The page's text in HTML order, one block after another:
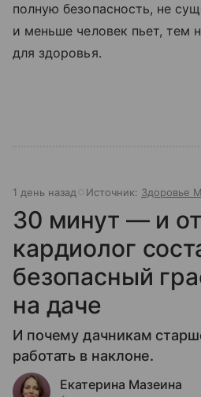
полную безопасность, не
и меньше человек пьет, тем
для здоровья.
1 день назад Источник: Здоровье
30 минут — и
кардиолог
безопасный
на даче
И почему дачникам
работать в наклоне.
Екатерина Мазеина